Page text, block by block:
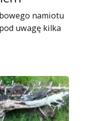
namiotu
uwagę kilka